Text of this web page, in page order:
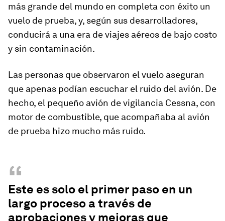
más grande del mundo en completa con éxito un
vuelo de prueba, y, según sus desarrolladores,
conducirá a una era de viajes aéreos de bajo costo
y sin contaminación.
Las personas que observaron el vuelo aseguran
que apenas podían escuchar el ruido del avión. De
hecho, el pequeño avión de vigilancia Cessna, con
motor de combustible, que acompañaba al avión
de prueba hizo mucho más ruido.
“
Este es solo el primer paso en un
largo proceso a través de
aprobaciones y mejoras que